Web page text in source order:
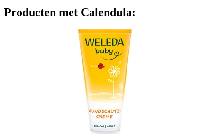
Producten met Calendula: